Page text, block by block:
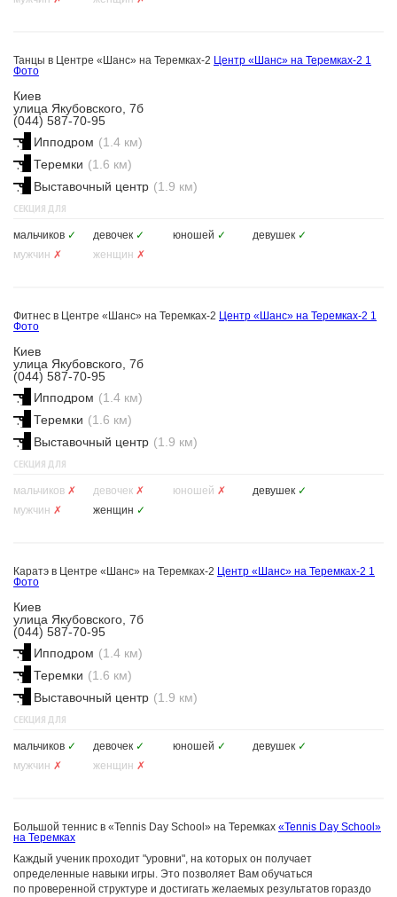
Танцы в Центре «Шанс» на Теремках-2 Центр «Шанс» на Теремках-2 1
Фото
Киев
улица Якубовского, 7б
(044) 587-70-95
Ипподром (1.4 км)
Теремки (1.6 км)
Выставочный центр (1.9 км)
СЕКЦИЯ ДЛЯ
мальчиков ✓ девочек ✓ юношей ✓ девушек ✓
мужчин ✗ женщин ✗
Фитнес в Центре «Шанс» на Теремках-2 Центр «Шанс» на Теремках-2 1
Фото
Киев
улица Якубовского, 7б
(044) 587-70-95
Ипподром (1.4 км)
Теремки (1.6 км)
Выставочный центр (1.9 км)
СЕКЦИЯ ДЛЯ
мальчиков ✗ девочек ✗ юношей ✗ девушек ✓
мужчин ✗ женщин ✓
Каратэ в Центре «Шанс» на Теремках-2 Центр «Шанс» на Теремках-2 1
Фото
Киев
улица Якубовского, 7б
(044) 587-70-95
Ипподром (1.4 км)
Теремки (1.6 км)
Выставочный центр (1.9 км)
СЕКЦИЯ ДЛЯ
мальчиков ✓ девочек ✓ юношей ✓ девушек ✓
мужчин ✗ женщин ✗
Большой теннис в «Tennis Day School» на Теремках «Tennis Day School»
на Теремках
Каждый ученик проходит "уровни", на которых он получает
определенные навыки игры. Это позволяет Вам обучаться
по проверенной структуре и достигать желаемых результатов гораздо